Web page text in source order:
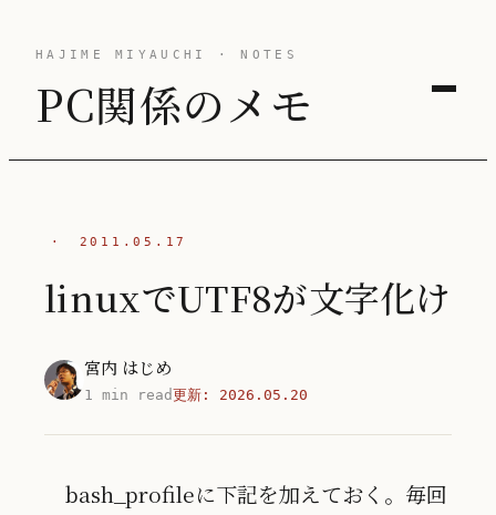
HAJIME MIYAUCHI · NOTES
PC関係のメモ
· 2011.05.17
linuxでUTF8が文字化け
宮内 はじめ
1 min read更新: 2026.05.20
bash_profileに下記を加えておく。毎回